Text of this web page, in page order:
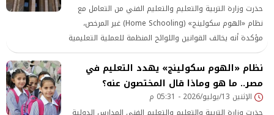
حذرت وزارة التربية والتعليم والتعليم الفني من التعامل مع
نظام «الهوم سكولينج» (Home Schooling) غير المرخص،
مؤكدة أنه يخالف القوانين واللوائح المنظمة للعملية التعليمية
في مصر، وأنها لم تمنح أي تراخيص لتطبيقه داخل المدارس
الدولية أو خارجها.
نظام «الهوم سكولينج» يهدد التعليم في
مصر.. ما هو وماذا قال المختصون عنه؟
الإثنين 13/يوليو/2026 - 05:31 م